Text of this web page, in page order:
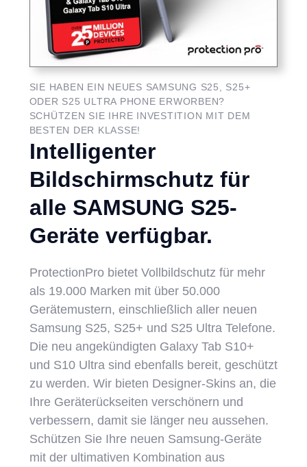
SIE HABEN EIN NEUES SAMSUNG S25, S25+
ODER S25 ULTRA PHONE ERWORBEN?
SCHÜTZEN SIE IHRE INVESTITION MIT DEM
BESTEN DER KLASSE!
Intelligenter
Bildschirmschutz für
alle SAMSUNG S25-
Geräte verfügbar.
ProtectionPro bietet Vollbildschutz für mehr
als 19.000 Marken mit über 50.000
Gerätemustern, einschließlich aller neuen
Samsung S25, S25+ und S25 Ultra Telefone.
Die neu angekündigten Galaxy Tab S10+
und S10 Ultra sind ebenfalls bereit, geschützt
zu werden. Wir bieten Designer-Skins an, die
Ihre Geräterückseiten verschönern und
verbessern, damit sie länger neu aussehen.
Schützen Sie Ihre neuen Samsung-Geräte
mit der ultimativen Kombination aus